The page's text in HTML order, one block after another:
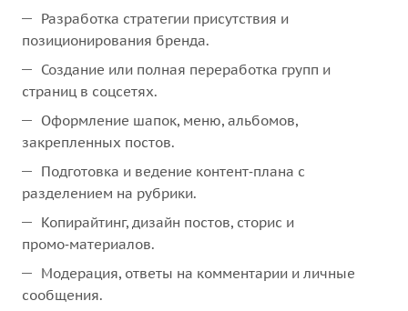
Разработка стратегии присутствия и
позиционирования бренда.
Создание или полная переработка групп и
страниц в соцсетях.
Оформление шапок, меню, альбомов,
закрепленных постов.
Подготовка и ведение контент‑плана с
разделением на рубрики.
Копирайтинг, дизайн постов, сторис и
промо‑материалов.
Модерация, ответы на комментарии и личные
сообщения.